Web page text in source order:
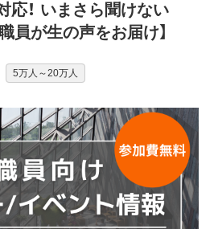
応！ いまさら聞けない
員が生の声をお届け】
5万人～20万人